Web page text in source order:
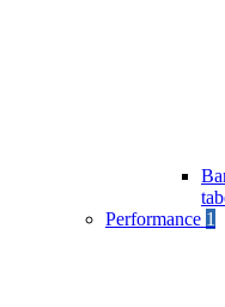
Performance 1